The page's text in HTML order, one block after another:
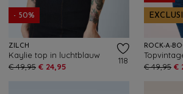
- 50%
ZILCH
Kaylie top in luchtblauw
€ 49,95 € 24,95
118
ROCK-A-
€ 49,95 €